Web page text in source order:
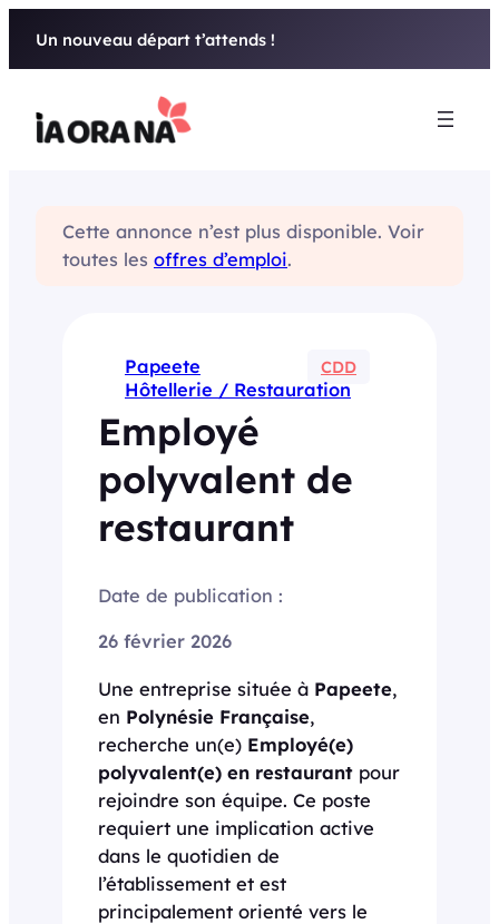
Un nouveau départ t’attends !
Cette annonce n’est plus disponible. Voir
toutes les offres d’emploi.
Papeete CDD
Hôtellerie / Restauration
Employé
polyvalent de
restaurant
Date de publication :
26 février 2026
Une entreprise située à Papeete,
en Polynésie Française,
recherche un(e) Employé(e)
polyvalent(e) en restaurant pour
rejoindre son équipe. Ce poste
requiert une implication active
dans le quotidien de
l’établissement et est
principalement orienté vers le